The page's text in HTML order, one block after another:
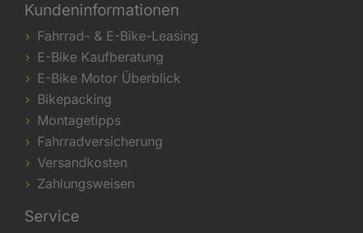
Kundeninformationen
Fahrrad- & E-Bike-Leasing
E-Bike Kaufberatung
E-Bike Motor Überblick
Bikepacking
Montagetipps
Fahrradversicherung
Versandkosten
Zahlungsweisen
Service